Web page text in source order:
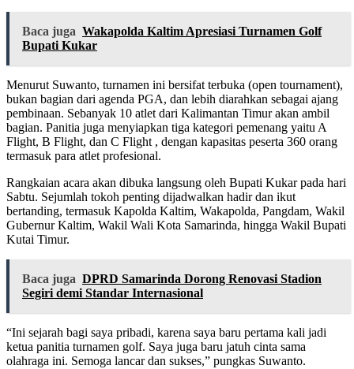
Baca juga Wakapolda Kaltim Apresiasi Turnamen Golf
Bupati Kukar
Menurut Suwanto, turnamen ini bersifat terbuka (open tournament),
bukan bagian dari agenda PGA, dan lebih diarahkan sebagai ajang
pembinaan. Sebanyak 10 atlet dari Kalimantan Timur akan ambil
bagian. Panitia juga menyiapkan tiga kategori pemenang yaitu A
Flight, B Flight, dan C Flight , dengan kapasitas peserta 360 orang
termasuk para atlet profesional.
Rangkaian acara akan dibuka langsung oleh Bupati Kukar pada hari
Sabtu. Sejumlah tokoh penting dijadwalkan hadir dan ikut
bertanding, termasuk Kapolda Kaltim, Wakapolda, Pangdam, Wakil
Gubernur Kaltim, Wakil Wali Kota Samarinda, hingga Wakil Bupati
Kutai Timur.
Baca juga DPRD Samarinda Dorong Renovasi Stadion
Segiri demi Standar Internasional
“Ini sejarah bagi saya pribadi, karena saya baru pertama kali jadi
ketua panitia turnamen golf. Saya juga baru jatuh cinta sama
olahraga ini. Semoga lancar dan sukses,” pungkas Suwanto.